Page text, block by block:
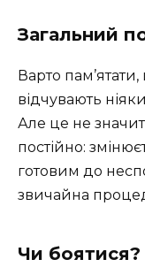
Загальний
Варто
відчувають
Але це не
постійно:
готовим до
звичайна
Чи боятися?